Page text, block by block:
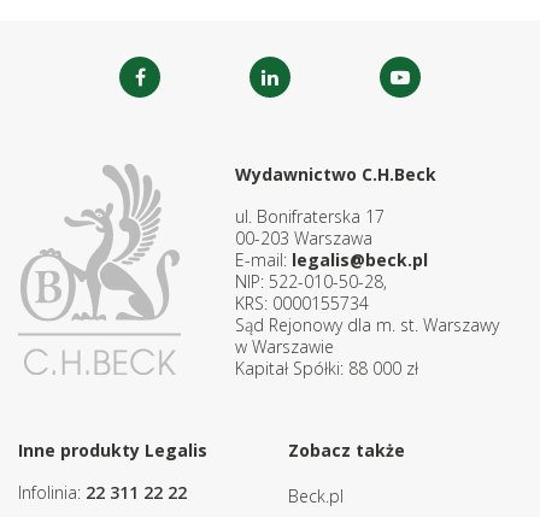
Wydawnictwo C.H.Beck
ul. Bonifraterska 17
00-203 Warszawa
E-mail: legalis@beck.pl
NIP: 522-010-50-28,
KRS: 0000155734
Sąd Rejonowy dla m. st. Warszawy
w Warszawie
Kapitał Spółki: 88 000 zł
Inne produkty Legalis
Infolinia: 22 311 22 22
Zobacz także
Beck.pl